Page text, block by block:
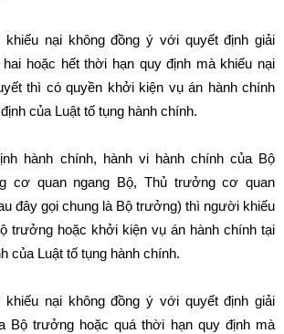
nại không đồng ý với quyết định giải
hoặc hết thời hạn quy định mà khiếu nại
thì có quyền khởi kiện vụ án hành chính
của Luật tố tụng hành chính.
hành chính, hành vi hành chính của Bộ
cơ quan ngang Bộ, Thủ trưởng cơ quan
đây gọi chung là Bộ trưởng) thì người khiếu
trưởng hoặc khởi kiện vụ án hành chính tại
của Luật tố tụng hành chính.
nại không đồng ý với quyết định giải
Bộ trưởng hoặc quá thời hạn quy định mà